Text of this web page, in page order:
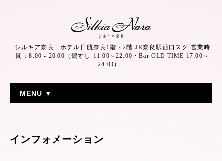
シルキア奈良 ホテル日航奈良1階・2階 JR奈良駅西口スグ 営業時
間：8:00 - 20:00（鶴すし 11:00～22:00・Bar OLD TIME 17:00～
24:00）
MENU ▼
インフォメーション